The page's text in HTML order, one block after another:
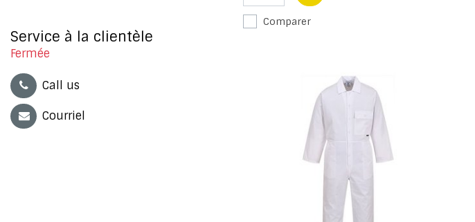
Service à la clientèle
Fermée
Call us
Courriel
Comparer